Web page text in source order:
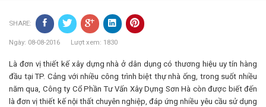
SHARE:
Ngày: 08-08-2016 Lượt xem: 1830
Là đơn vị thiết kế xây dựng nhà ở dân dụng có thương hiệu uy tín hàng
đầu tại TP. Cảng với nhiều công trình biệt thự nhà ống, trong suốt nhiều
năm qua, Công ty Cổ Phần Tư Vấn Xây Dựng Sơn Hà còn được biết đến
là đơn vị thiết kế nội thất chuyên nghiệp, đáp ứng nhiều yêu cầu sử dụng